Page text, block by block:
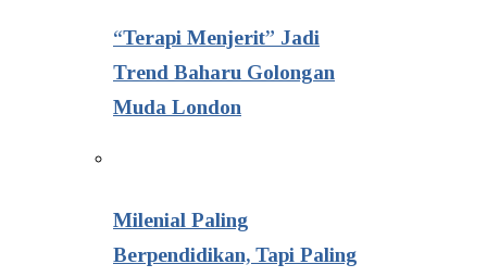
“Terapi Menjerit” Jadi
Trend Baharu Golongan
Muda London
Milenial Paling
Berpendidikan, Tapi Paling